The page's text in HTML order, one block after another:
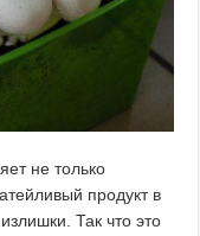
не только
продукт в
Так что это